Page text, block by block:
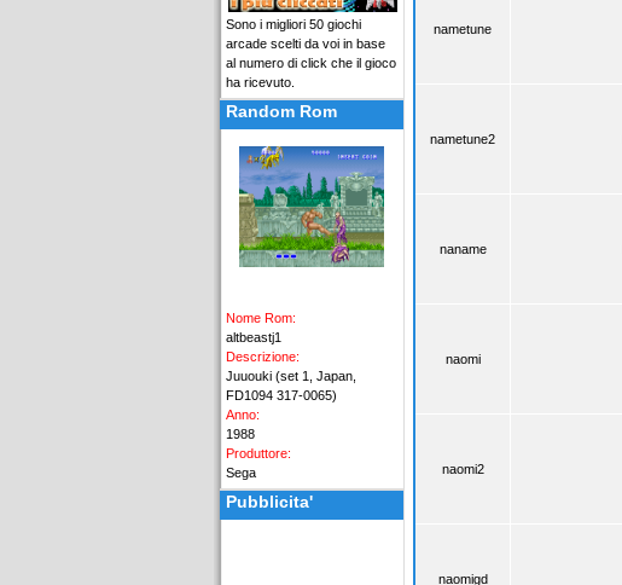
Sono i migliori 50 giochi
arcade scelti da voi in base
al numero di click che il gioco
ha ricevuto.
Random Rom
Nome Rom:
altbeastj1
Descrizione:
Juuouki (set 1, Japan,
FD1094 317-0065)
Anno:
1988
Produttore:
Sega
Pubblicita'
nametune
nametune2
naname
naomi
naomi2
naomigd